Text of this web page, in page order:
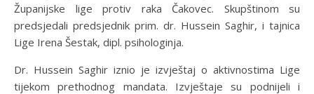
Županijske lige protiv raka Čakovec. Skupštinom su
predsjedali predsjednik prim. dr. Hussein Saghir, i tajnica
Lige Irena Šestak, dipl. psihologinja.
Dr. Hussein Saghir iznio je izvještaj o aktivnostima Lige
tijekom prethodnog mandata. Izvještaje su podnijeli i